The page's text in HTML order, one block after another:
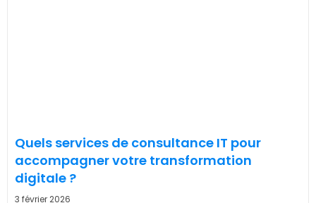
Quels services de consultance IT pour
accompagner votre transformation
digitale ?
3 février 2026